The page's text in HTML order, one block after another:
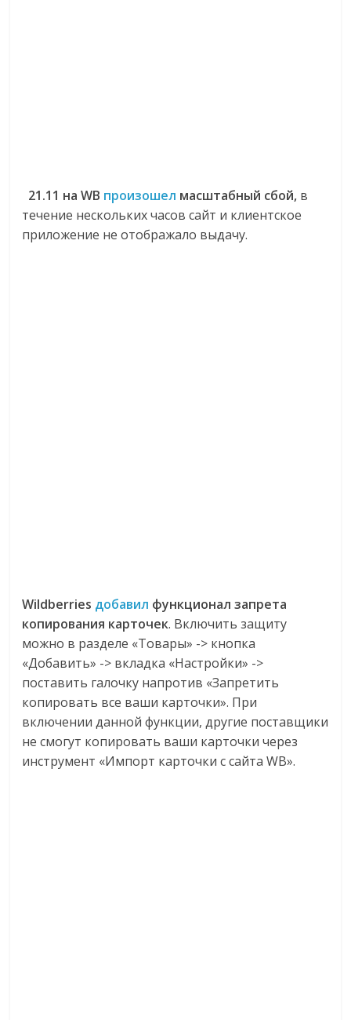
21.11 на WB произошел масштабный сбой, в
течение нескольких часов сайт и клиентское
приложение не отображало выдачу.
Wildberries добавил функционал запрета
копирования карточек. Включить защиту
можно в разделе «Товары» -> кнопка
«Добавить» -> вкладка «Настройки» ->
поставить галочку напротив «Запретить
копировать все ваши карточки». При
включении данной функции, другие поставщики
не смогут копировать ваши карточки через
инструмент «Импорт карточки с сайта WB».